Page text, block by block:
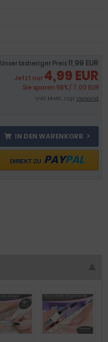
Unser bisheriger Preis11,99 EUR
Jetzt nur 4,99 EUR
Sie sparen 58% / 7,00 EUR
inkl .MwSt., zzgl.Versand
IN DEN WARENKORB
DIREKT ZU PAYPAL